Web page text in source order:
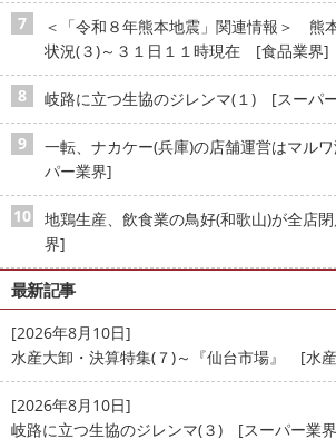
＜「令和８年熊本地震」関連情報＞ 熊
状況(３)～３１日１１時現在 [食品業界]
岐路に立つ生協のジレンマ(１) [スーパ
一転、ナカケー(兵庫)の店舗運営はマル
パー業界]
地鶏生産、飲食業の鳥好(和歌山)が全店
界]
最新記事
[2026年8月10日]
水産大卸・決算特集(７)～『仙台市場』 [水
[2026年8月10日]
岐路に立つ生協のジレンマ(３) [スーパー業